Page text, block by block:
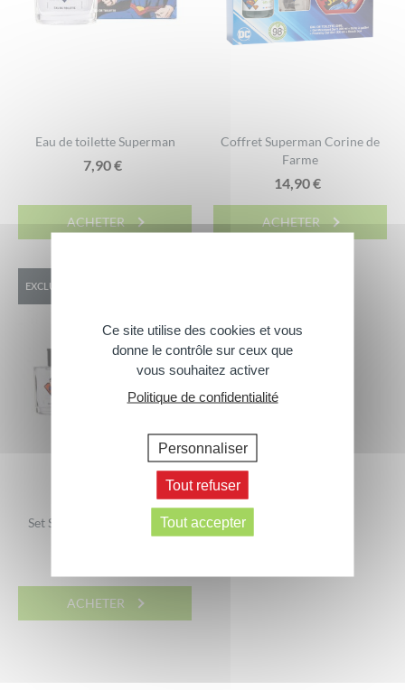
Eau de toilette Superman
7,90€
ACHETER
Coffret Superman Corine de
Farme
14,90€
ACHETER
EXCLU WEB
Set Superman – Le héros du
ACHETER
Ce site utilise des cookies et vous
donne le contrôle sur ceux que
vous souhaitez activer
Politique de confidentialité
Personnaliser
Tout refuser
Tout accepter